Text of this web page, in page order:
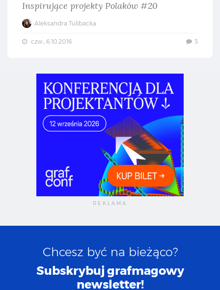
Inspirujące projekty Polaków #20
Aleksandra Tulibacka
czw., 6.10.2016 3
Chcesz być na bieżąco?
Subskrybuj grafmagowy
newsletter!